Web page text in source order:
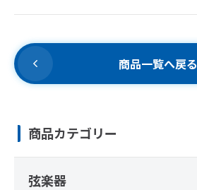
商品一覧へ戻る
商品カテゴリー
弦楽器